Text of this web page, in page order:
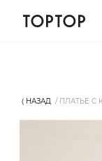
⟨ НАЗАД ПЛАТЬЕ С